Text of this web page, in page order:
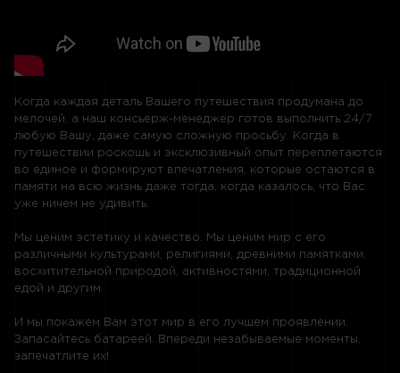
Когда каждая деталь Вашего путешествия продумана до
мелочей, а наш консьерж-менеджер готов выполнить 24/7
любую Вашу, даже самую сложную просьбу. Когда в
путешествии роскошь и эксклюзивный опыт переплетаются
во единое и формируют впечатления, которые остаются в
памяти на всю жизнь даже тогда, когда казалось, что Вас
уже ничем не удивить.
Мы ценим эстетику и качество. Мы ценим мир с его
различными культурами, религиями, древними памятками,
восхитительной природой, активностями, традиционной
едой и другим.
И мы покажем Вам этот мир в его лучшем проявлении.
Запасайтесь батареей. Впереди незабываемые моменты,
запечатлите их!